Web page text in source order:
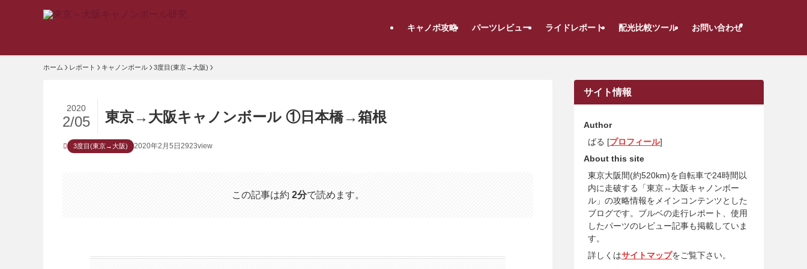
キャノボ攻略 パーツレビュー ライドレポート 配光比較ツール お問い合わせ
ホーム レポート キャノンボール 3度目(東京→大阪)
東京→大阪キャノンボール ①日本橋→箱根
2020
2/05
3度目(東京→大阪) 2020年2月5日 2923view
この記事は約 2分で読めます。
サイト情報
Author
ばる [プロフィール]
About this site
東京大阪間(約520km)を自転車で24時間以
内に走破する「東京⇔大阪キャノンボー
ル」の攻略情報をメインコンテンツとした
ブログです。ブルベの走行レポート、使用
したパーツのレビュー記事も掲載していま
す。
詳しくはサイトマップをご覧下さい。